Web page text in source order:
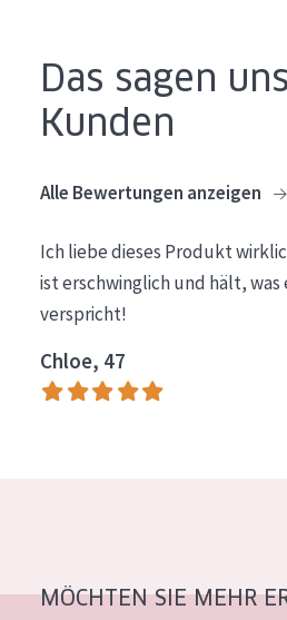
Reife Haut
Das sagen
Kunden
Alle Bewertungen anzeigen
Ich liebe dieses Produkt
ist erschwinglich und hält, was
verspricht!
Chloe, 47
MÖCHTEN SIE MEHR